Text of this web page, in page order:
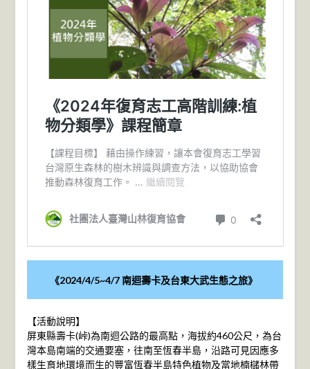
《2024/4/5~4/7 南迴壽卡及台東大武生態之旅》
【活動說明】
屏東縣壽卡(峠)為南迴公路的最高點，海拔約460公尺，為台
灣本島南端的交通要塞，往南至恆春半島，沿路可見因應多
樣生育地環境而生的豐富恆春半島特色植物及當地楠櫧林帶